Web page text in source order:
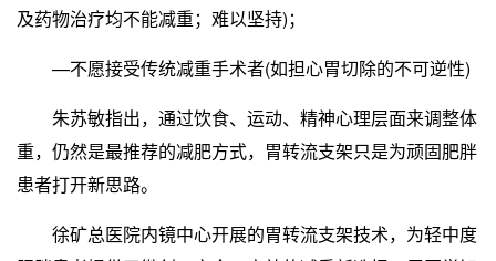
及药物治疗均不能减重；难以坚持)；
—不愿接受传统减重手术者(如担心胃切除的不可逆性)
朱苏敏指出，通过饮食、运动、精神心理层面来调整体
重，仍然是最推荐的减肥方式，胃转流支架只是为顽固肥胖
患者打开新思路。
徐矿总医院内镜中心开展的胃转流支架技术，为轻中度